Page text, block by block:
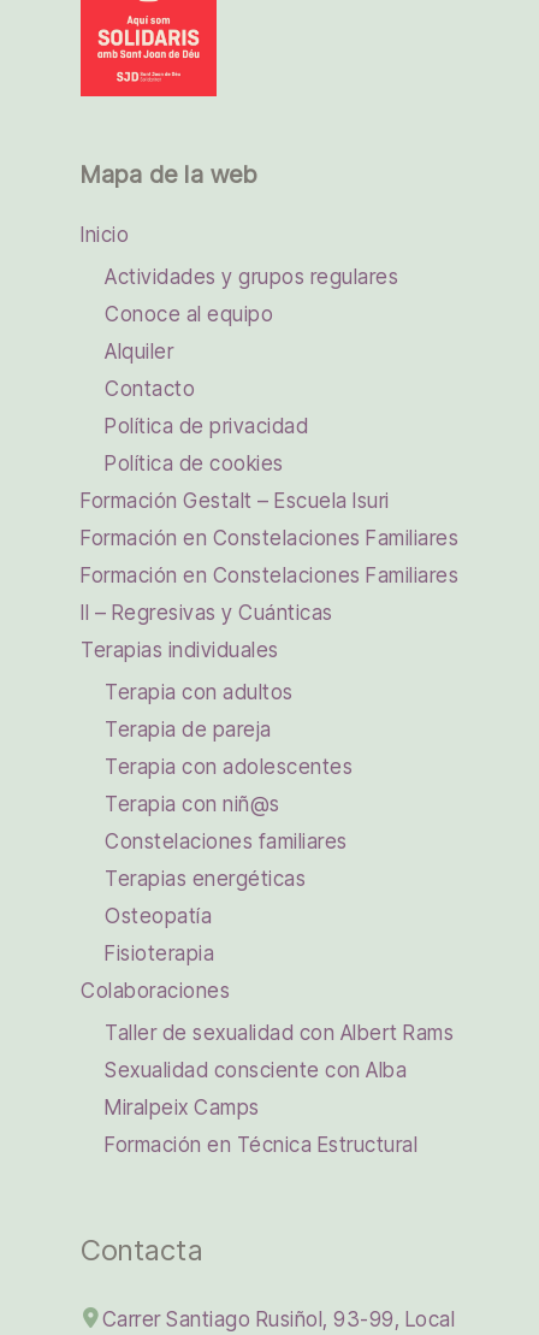
Mapa de la web
Inicio
Actividades y grupos regulares
Conoce al equipo
Alquiler
Contacto
Política de privacidad
Política de cookies
Formación Gestalt – Escuela Isuri
Formación en Constelaciones Familiares
Formación en Constelaciones Familiares
II – Regresivas y Cuánticas
Terapias individuales
Terapia con adultos
Terapia de pareja
Terapia con adolescentes
Terapia con niñ@s
Constelaciones familiares
Terapias energéticas
Osteopatía
Fisioterapia
Colaboraciones
Taller de sexualidad con Albert Rams
Sexualidad consciente con Alba
Miralpeix Camps
Formación en Técnica Estructural
Contacta
Carrer Santiago Rusiñol, 93-99, Local